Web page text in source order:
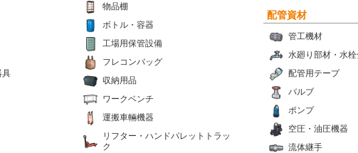
物品棚
ボトル・容器
工場用保管設備
フレコンバッグ
収納用品
ワークベンチ
運搬車輛機器
リフター・ハンドパレットトラッ
ク
具
配管資材
管工機材
水廻り部材・水
配管用テープ
バルブ
ポンプ
空圧・油圧機器
流体継手